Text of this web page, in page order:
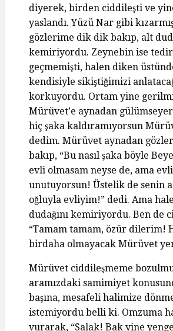
diyerek, birden ciddileşti ve
yaslandı. Yüzü Nar gibi
gözlerime dik dik bakıp, alt
kemiriyordu. Zeynebin ise
geçmemişti, halen diken
kendisiyle sikiştiğimizi
korkuyordu. Ortam yine
Mürüvet’e aynadan
hiç şaka kaldıramıyorsun
dedim. Mürüvet aynadan
bakıp, “Bu nasıl şaka böyle
evli olmasam neyse de, ama
unutuyorsun! Üstelik de senin
oğluyla evliyim!” dedi. Ama
dudağını kemiriyordu. Ben de
“Tamam tamam, özür dilerim!
birdaha olmayacak Mürüvet
Mürüvet ciddileşmeme
aramızdaki samimiyet
başına, mesafeli halimize
istemiyordu belli ki. Omzuma
vurarak, “Salak! Bak yine